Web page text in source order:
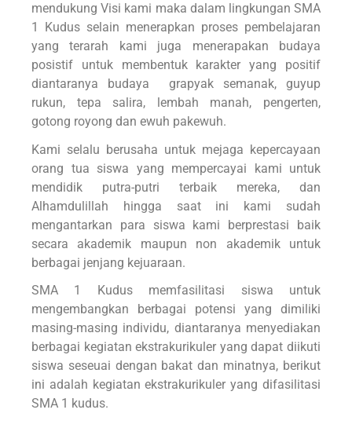
mendukung Visi kami maka dalam lingkungan SMA
1 Kudus selain menerapkan proses pembelajaran
yang terarah kami juga menerapakan budaya
posistif untuk membentuk karakter yang positif
diantaranya budaya grapyak semanak, guyup
rukun, tepa salira, lembah manah, pengerten,
gotong royong dan ewuh pakewuh.
Kami selalu berusaha untuk mejaga kepercayaan
orang tua siswa yang mempercayai kami untuk
mendidik putra-putri terbaik mereka, dan
Alhamdulillah hingga saat ini kami sudah
mengantarkan para siswa kami berprestasi baik
secara akademik maupun non akademik untuk
berbagai jenjang kejuaraan.
SMA 1 Kudus memfasilitasi siswa untuk
mengembangkan berbagai potensi yang dimiliki
masing-masing individu, diantaranya menyediakan
berbagai kegiatan ekstrakurikuler yang dapat diikuti
siswa seseuai dengan bakat dan minatnya, berikut
ini adalah kegiatan ekstrakurikuler yang difasilitasi
SMA 1 kudus.